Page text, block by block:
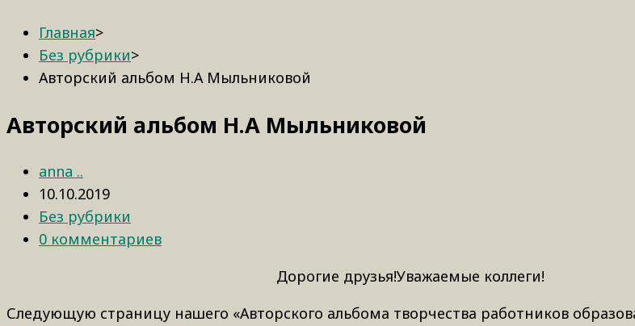
Главная>
Без рубрики>
Авторский альбом Н.А Мыльниковой
Авторский альбом Н.А Мыльниковой
anna ..
10.10.2019
Без рубрики
0 комментариев
Дорогие друзья!Уважаемые коллеги!
Следующую страницу нашего «Авторского альбома творчества работников